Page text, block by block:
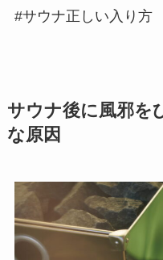
#サウナ正しい入り方
サウナ後に風邪を
な原因